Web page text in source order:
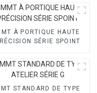
À PORTIQUE HAUTE
SÉRIE SPOINT
STANDARD DE TYPE